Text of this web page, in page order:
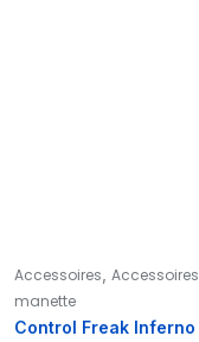
Accessoires,
manette
Control Freak